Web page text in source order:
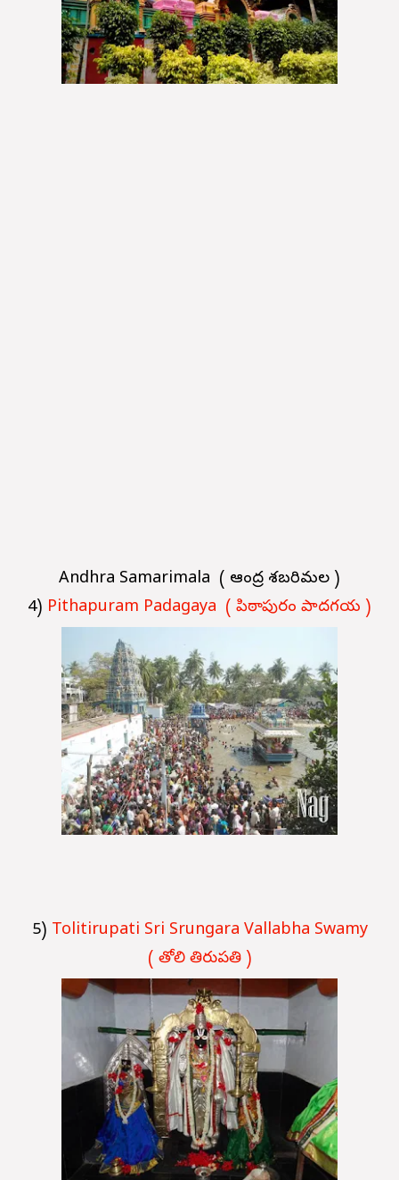
Andhra Samarimala ( ఆంద్ర శబరిమల )
4) Pithapuram Padagaya ( పిఠాపురం పాదగయ )
5) Tolitirupati Sri Srungara Vallabha Swamy
( తోలి తిరుపతి )